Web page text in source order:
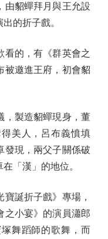
由貂蟬拜月與王允設
的折子戲。
的，有《群英會之
被邀進王府，初會貂
製造貂蟬現身，董
美人，呂布義憤填
發現，兩父子關係破
「漢」的地位。
誕折子戲》專場，
之小宴》的演員瀟郎
舞蹈師的歌舞，而